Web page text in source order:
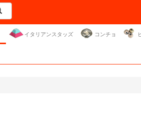
イタリアンスタッズ コンチョ